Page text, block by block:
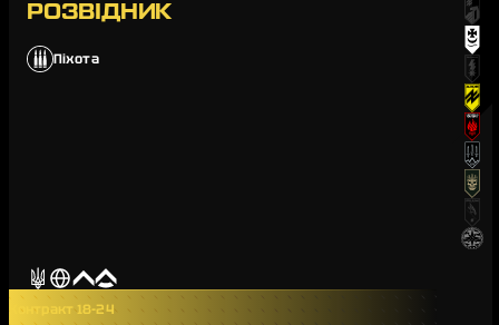
РОЗВІДНИК
Піхота
Контракт 18-24